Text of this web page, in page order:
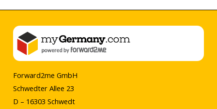
Forward2me GmbH
Schwedter Allee 23
D – 16303 Schwedt